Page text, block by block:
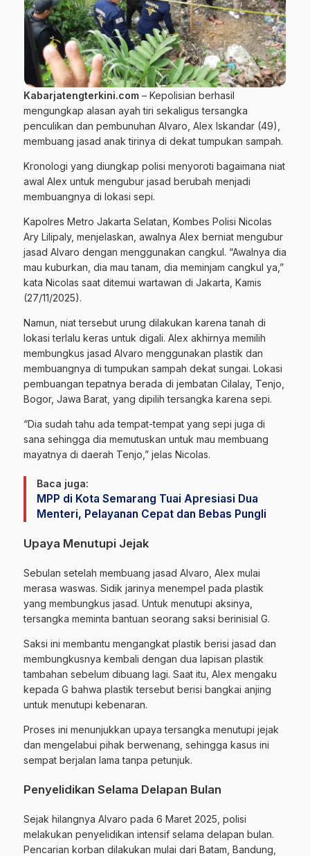
Kabarjatengterkini.com – Kepolisian berhasil
mengungkap alasan ayah tiri sekaligus tersangka
penculikan dan pembunuhan Alvaro , Alex Iskandar (49),
membuang jasad anak tirinya di dekat tumpukan sampah.
Kronologi yang diungkap polisi menyoroti bagaimana niat
awal Alex untuk mengubur jasad berubah menjadi
membuangnya di lokasi sepi.
Kapolres Metro Jakarta Selatan, Kombes Polisi Nicolas
Ary Lilipaly, menjelaskan, awalnya Alex berniat mengubur
jasad Alvaro dengan menggunakan cangkul. “Awalnya dia
mau kuburkan, dia mau tanam, dia meminjam cangkul ya,”
kata Nicolas saat ditemui wartawan di Jakarta, Kamis
(27/11/2025).
Namun, niat tersebut urung dilakukan karena tanah di
lokasi terlalu keras untuk digali. Alex akhirnya memilih
membungkus jasad Alvaro menggunakan plastik dan
membuangnya di tumpukan sampah dekat sungai. Lokasi
pembuangan tepatnya berada di jembatan Cilalay, Tenjo,
Bogor, Jawa Barat, yang dipilih tersangka karena sepi.
“Dia sudah tahu ada tempat-tempat yang sepi juga di
sana sehingga dia memutuskan untuk mau membuang
mayatnya di daerah Tenjo,” jelas Nicolas.
Baca juga:
MPP di Kota Semarang Tuai Apresiasi Dua
Menteri, Pelayanan Cepat dan Bebas Pungli
Upaya Menutupi Jejak
Sebulan setelah membuang jasad Alvaro, Alex mulai
merasa waswas. Sidik jarinya menempel pada plastik
yang membungkus jasad. Untuk menutupi aksinya,
tersangka meminta bantuan seorang saksi berinisial G.
Saksi ini membantu mengangkat plastik berisi jasad dan
membungkusnya kembali dengan dua lapisan plastik
tambahan sebelum dibuang lagi. Saat itu, Alex mengaku
kepada G bahwa plastik tersebut berisi bangkai anjing
untuk menutupi kebenaran.
Proses ini menunjukkan upaya tersangka menutupi jejak
dan mengelabui pihak berwenang, sehingga kasus ini
sempat berjalan lama tanpa petunjuk.
Penyelidikan Selama Delapan Bulan
Sejak hilangnya Alvaro pada 6 Maret 2025, polisi
melakukan penyelidikan intensif selama delapan bulan.
Pencarian korban dilakukan mulai dari Batam, Bandung,